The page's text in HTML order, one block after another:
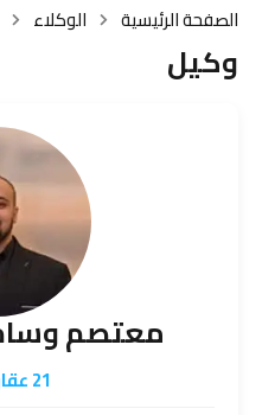
الصفحة الرئيسية الوكلاء
وكيل
معتصم
21 عقاراً مدرجاً